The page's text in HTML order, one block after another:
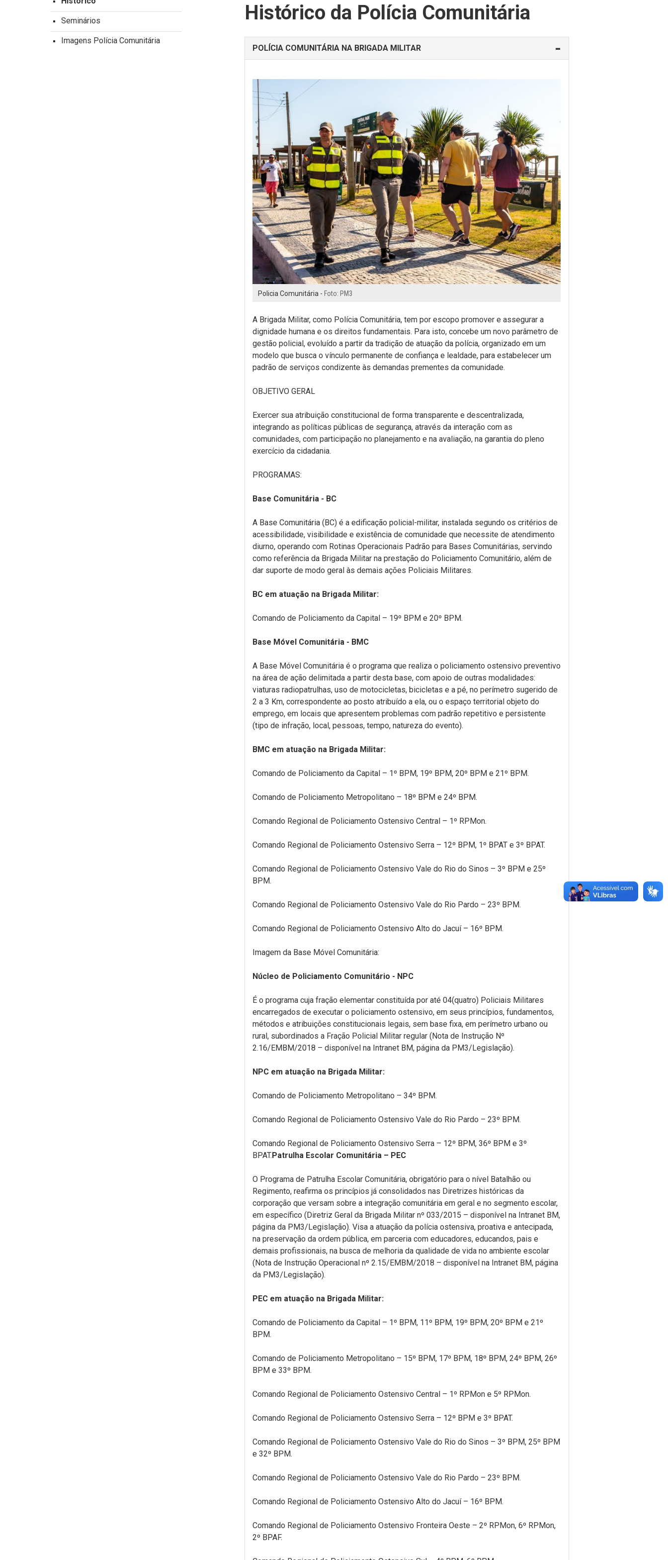
Histórico da Polícia Comunitária
POLÍCIA COMUNITÁRIA NA BRIGADA MILITAR
Policia Comunitária - Foto: PM3
A Brigada Militar, como Polícia Comunitária, tem por escopo promover e assegurar a
dignidade humana e os direitos fundamentais. Para isto, concebe um novo parâmetro de
gestão policial, evoluído a partir da tradição de atuação da polícia, organizado em um
modelo que busca o vínculo permanente de confiança e lealdade, para estabelecer um
padrão de serviços condizente às demandas prementes da comunidade.
OBJETIVO GERAL
Exercer sua atribuição constitucional de forma transparente e descentralizada,
integrando as políticas públicas de segurança, através da interação com as
comunidades, com participação no planejamento e na avaliação, na garantia do pleno
exercício da cidadania.
PROGRAMAS:
Base Comunitária - BC
A Base Comunitária (BC) é a edificação policial-militar, instalada segundo os critérios de
acessibilidade, visibilidade e existência de comunidade que necessite de atendimento
diurno, operando com Rotinas Operacionais Padrão para Bases Comunitárias, servindo
como referência da Brigada Militar na prestação do Policiamento Comunitário, além de
dar suporte de modo geral às demais ações Policiais Militares.
BC em atuação na Brigada Militar:
Comando de Policiamento da Capital – 19º BPM e 20º BPM.
Base Móvel Comunitária - BMC
A Base Móvel Comunitária é o programa que realiza o policiamento ostensivo preventivo
na área de ação delimitada a partir desta base, com apoio de outras modalidades:
viaturas radiopatrulhas, uso de motocicletas, bicicletas e a pé, no perímetro sugerido de
2 a 3 Km, correspondente ao posto atribuído a ela, ou o espaço territorial objeto do
emprego, em locais que apresentem problemas com padrão repetitivo e persistente
(tipo de infração, local, pessoas, tempo, natureza do evento).
BMC em atuação na Brigada Militar:
Comando de Policiamento da Capital – 1º BPM, 19º BPM, 20º BPM e 21º BPM.
Comando de Policiamento Metropolitano – 18º BPM e 24º BPM.
Comando Regional de Policiamento Ostensivo Central – 1º RPMon.
Comando Regional de Policiamento Ostensivo Serra – 12º BPM, 1º BPAT e 3º BPAT.
Comando Regional de Policiamento Ostensivo Vale do Rio do Sinos – 3º BPM e 25º
BPM.
Comando Regional de Policiamento Ostensivo Vale do Rio Pardo – 23º BPM.
Comando Regional de Policiamento Ostensivo Alto do Jacuí – 16º BPM.
Imagem da Base Móvel Comunitária:
Núcleo de Policiamento Comunitário - NPC
É o programa cuja fração elementar constituída por até 04(quatro) Policiais Militares
encarregados de executar o policiamento ostensivo, em seus princípios, fundamentos,
métodos e atribuições constitucionais legais, sem base fixa, em perímetro urbano ou
rural, subordinados a Fração Policial Militar regular (Nota de Instrução Nº
2.16/EMBM/2018 – disponível na Intranet BM, página da PM3/Legislação).
NPC em atuação na Brigada Militar:
Comando de Policiamento Metropolitano – 34º BPM.
Comando Regional de Policiamento Ostensivo Vale do Rio Pardo – 23º BPM.
Comando Regional de Policiamento Ostensivo Serra – 12º BPM, 36º BPM e 3º
BPAT.Patrulha Escolar Comunitária – PEC
O Programa de Patrulha Escolar Comunitária, obrigatório para o nível Batalhão ou
Regimento, reafirma os princípios já consolidados nas Diretrizes históricas da
corporação que versam sobre a integração comunitária em geral e no segmento escolar,
em específico (Diretriz Geral da Brigada Militar nº 033/2015 – disponível na Intranet BM,
página da PM3/Legislação). Visa a atuação da polícia ostensiva, proativa e antecipada,
na preservação da ordem pública, em parceria com educadores, educandos, pais e
demais profissionais, na busca de melhoria da qualidade de vida no ambiente escolar
(Nota de Instrução Operacional nº 2.15/EMBM/2018 – disponível na Intranet BM, página
da PM3/Legislação).
PEC em atuação na Brigada Militar:
Comando de Policiamento da Capital – 1º BPM, 11º BPM, 19º BPM, 20º BPM e 21º
BPM.
Comando de Policiamento Metropolitano – 15º BPM, 17º BPM, 18º BPM, 24º BPM, 26º
BPM e 33º BPM.
Comando Regional de Policiamento Ostensivo Central – 1º RPMon e 5º RPMon.
Comando Regional de Policiamento Ostensivo Serra – 12º BPM e 3º BPAT.
Comando Regional de Policiamento Ostensivo Vale do Rio do Sinos – 3º BPM, 25º BPM
e 32º BPM.
Comando Regional de Policiamento Ostensivo Vale do Rio Pardo – 23º BPM.
Comando Regional de Policiamento Ostensivo Alto do Jacuí – 16º BPM.
Comando Regional de Policiamento Ostensivo Fronteira Oeste – 2º RPMon, 6º RPMon,
2º BPAF.
Seminários
Imagens Polícia Comunitária